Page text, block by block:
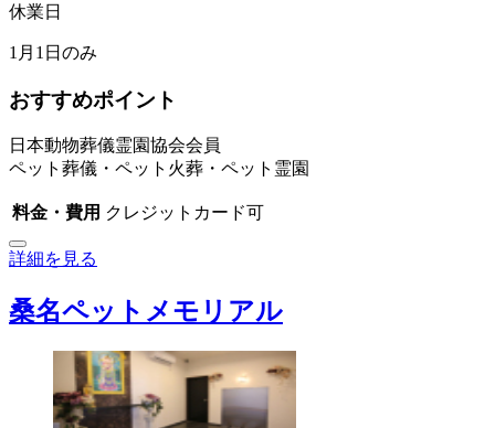
休業日
1月1日のみ
おすすめポイント
日本動物葬儀霊園協会会員
ペット葬儀・ペット火葬・ペット霊園
料金・費用 クレジットカード可
詳細を見る
桑名ペットメモリアル